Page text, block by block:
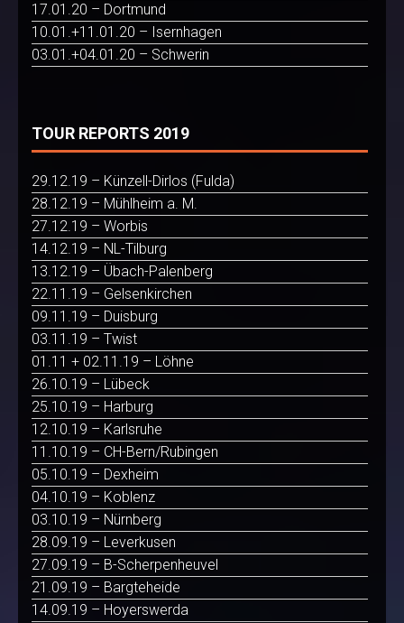
17.01.20 – Dortmund
10.01.+11.01.20 – Isernhagen
03.01.+04.01.20 – Schwerin
TOUR REPORTS 2019
29.12.19 – Künzell-Dirlos (Fulda)
28.12.19 – Mühlheim a. M.
27.12.19 – Worbis
14.12.19 – NL-Tilburg
13.12.19 – Übach-Palenberg
22.11.19 – Gelsenkirchen
09.11.19 – Duisburg
03.11.19 – Twist
01.11 + 02.11.19 – Löhne
26.10.19 – Lübeck
25.10.19 – Harburg
12.10.19 – Karlsruhe
11.10.19 – CH-Bern/Rubingen
05.10.19 – Dexheim
04.10.19 – Koblenz
03.10.19 – Nürnberg
28.09.19 – Leverkusen
27.09.19 – B-Scherpenheuvel
21.09.19 – Bargteheide
14.09.19 – Hoyerswerda